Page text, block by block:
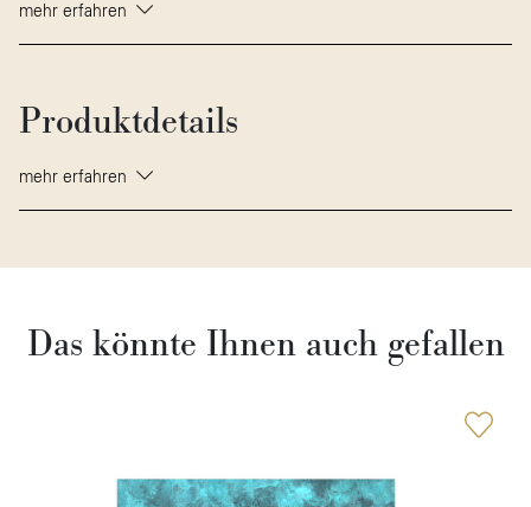
mehr erfahren
Produktdetails
mehr erfahren
Das könnte Ihnen auch gefallen